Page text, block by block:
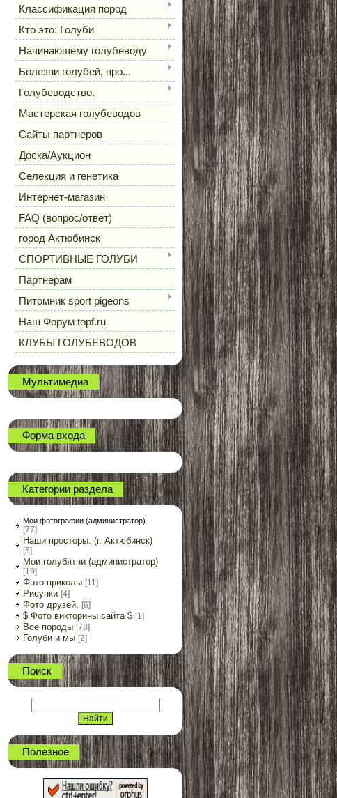
Классификация пород
Кто это: Голуби
Начинающему голубеводу
Болезни голубей, про...
Голубеводство.
Мастерская голубеводов
Сайты партнеров
Доска/Аукцион
Селекция и генетика
Интернет-магазин
FAQ (вопрос/ответ)
город Актюбинск
СПОРТИВНЫЕ ГОЛУБИ
Партнерам
Питомник sport pigeons
Наш Форум topf.ru
КЛУБЫ ГОЛУБЕВОДОВ
Мультимедиа
Форма входа
Категории раздела
Мои фотографии (администратор)
[77]
Наши просторы. (г. Актюбинск)
[5]
Мои голубятни (администратор)
[19]
Фото приколы [11]
Рисунки [4]
Фото друзей. [6]
$ Фото викторины сайта $ [1]
Все породы [78]
Голуби и мы [2]
Поиск
Полезное